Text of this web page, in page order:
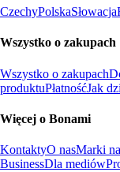
CzechyPolskaSłowacja
Wszystko o zakupach
Wszystko o zakupach
produktuPłatnośćJak
Więcej o Bonami
KontaktyO nasMarki
BusinessDla mediów